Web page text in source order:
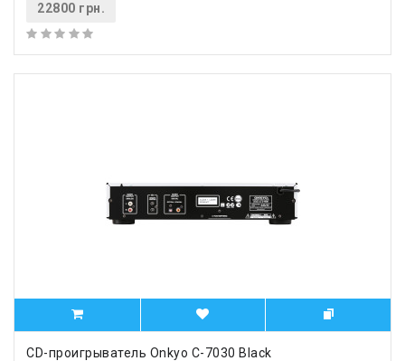
22800 грн.
CD-проигрыватель Onkyo C-7030 Black